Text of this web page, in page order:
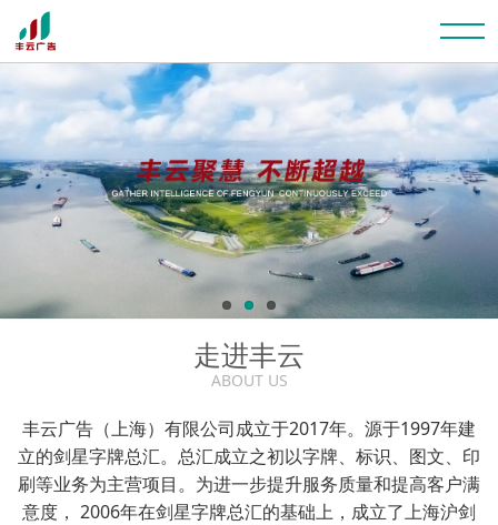
走进丰云
ABOUT US
丰云广告（上海）有限公司成立于2017年。源于1997年建
立的剑星字牌总汇。总汇成立之初以字牌、标识、图文、印
刷等业务为主营项目。为进一步提升服务质量和提高客户满
意度， 2006年在剑星字牌总汇的基础上，成立了上海沪剑